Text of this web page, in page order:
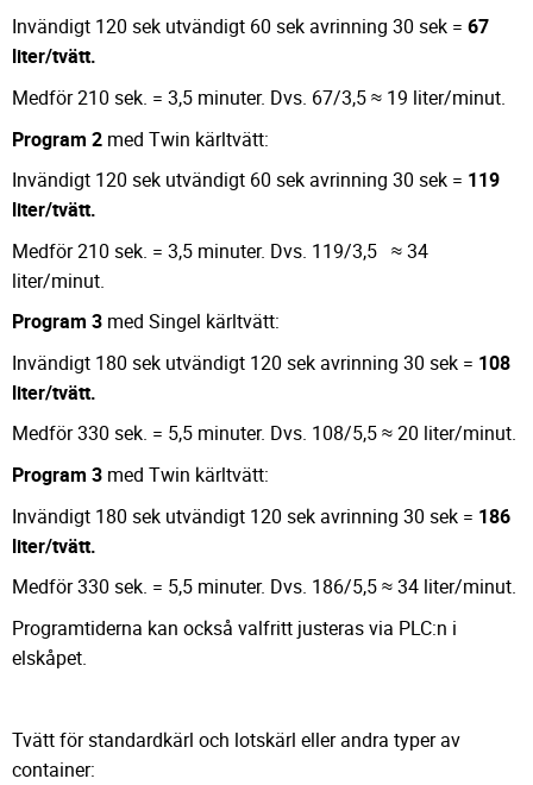
Invändigt 120 sek utvändigt 60 sek avrinning 30 sek = 67
liter/tvätt.
Medför 210 sek. = 3,5 minuter. Dvs. 67/3,5 ≈ 19 liter/minut.
Program 2 med Twin kärltvätt:
Invändigt 120 sek utvändigt 60 sek avrinning 30 sek = 119
liter/tvätt.
Medför 210 sek. = 3,5 minuter. Dvs. 119/3,5 ≈ 34
liter/minut.
Program 3 med Singel kärltvätt:
Invändigt 180 sek utvändigt 120 sek avrinning 30 sek = 108
liter/tvätt.
Medför 330 sek. = 5,5 minuter. Dvs. 108/5,5 ≈ 20 liter/minut.
Program 3 med Twin kärltvätt:
Invändigt 180 sek utvändigt 120 sek avrinning 30 sek = 186
liter/tvätt.
Medför 330 sek. = 5,5 minuter. Dvs. 186/5,5 ≈ 34 liter/minut.
Programtiderna kan också valfritt justeras via PLC:n i
elskåpet.
Tvätt för standardkärl och lotskärl eller andra typer av
container: